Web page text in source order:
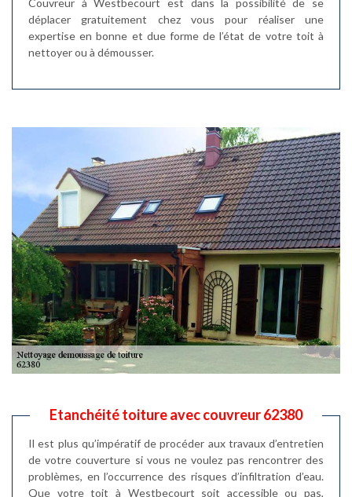
Couvreur à Westbecourt est dans la possibilité de se
déplacer gratuitement chez vous pour réaliser une
expertise en bonne et due forme de l’état de votre toit à
nettoyer ou à démousser.
Etanchéité toiture avec couvreur 62380
Il est plus qu’impératif de procéder aux travaux d’entretien
de votre couverture si vous ne voulez pas rencontrer des
problèmes, en l’occurrence des risques d’infiltration d’eau.
Que votre toit à Westbecourt soit accessible ou pas,